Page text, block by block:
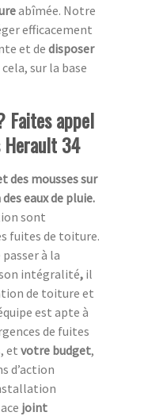
abîmée. Notre
efficacement
et de disposer
sur la base
Faites appel
Herault 34
des mousses sur
eaux de pluie.
sont
fuites de toiture.
à la
intégralité, il
de toiture et
est apte à
de fuites
etvotre budget,
d’action
joint